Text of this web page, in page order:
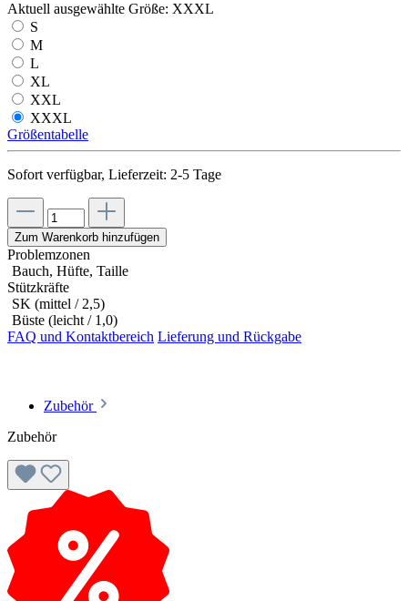
Aktuell ausgewählte Größe: XXXL
S
M
L
XL
XXL
XXXL
Größentabelle
Sofort verfügbar, Lieferzeit: 2-5 Tage
Zum Warenkorb hinzufügen
Problemzonen
Bauch, Hüfte, Taille
Stützkräfte
SK (mittel / 2,5)
Büste (leicht / 1,0)
FAQ und Kontaktbereich Lieferung und Rückgabe
Zubehör
Zubehör